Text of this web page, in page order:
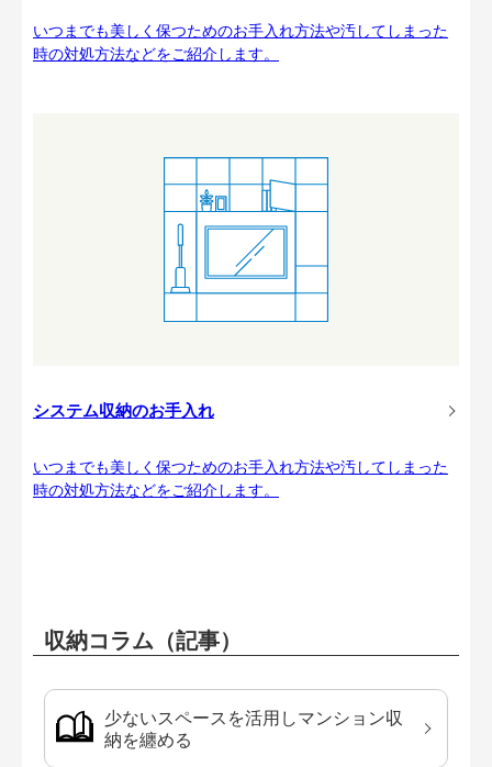
いつまでも美しく保つためのお手入れ方法や汚してしまった
時の対処方法などをご紹介します。
システム収納のお手入れ
いつまでも美しく保つためのお手入れ方法や汚してしまった
時の対処方法などをご紹介します。
収納コラム（記事）
少ないスペースを活用しマンション収
納を纏める